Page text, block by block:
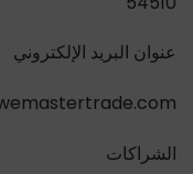
عنوان البريد الإلكتروني
الشراكات